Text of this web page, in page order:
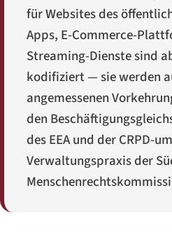
für Websites des
Apps, E-Commerce-
Streaming-Dienste sind
kodifiziert — sie werden
angemessenen
den
des EEA und der CRPD-
Verwaltungspraxis der